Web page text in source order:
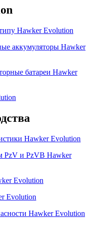
Hawker Evolution
аккумуляторы Hawker
батареи Hawker
Hawker Evolution
PzV и PzVB Hawker
Evolution
Evolution
Hawker Evolution